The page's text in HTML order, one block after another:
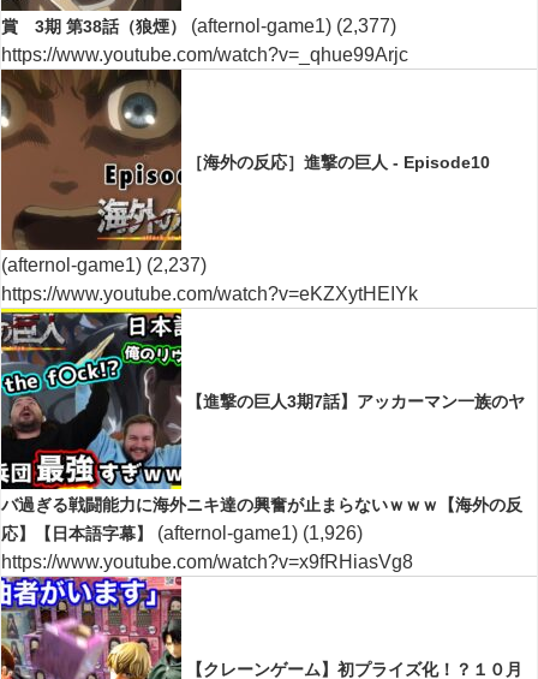
賞 3期 第38話（狼煙） (afternol-game1) (2,377)
https://www.youtube.com/watch?v=_qhue99Arjc
［海外の反応］進撃の巨人 - Episode10
(afternol-game1) (2,237)
https://www.youtube.com/watch?v=eKZXytHEIYk
【進撃の巨人3期7話】アッカーマン一族のヤ
バ過ぎる戦闘能力に海外ニキ達の興奮が止まらないｗｗｗ【海外の反
応】【日本語字幕】
(afternol-game1) (1,926)
https://www.youtube.com/watch?v=x9fRHiasVg8
【クレーンゲーム】初プライズ化！？１０月